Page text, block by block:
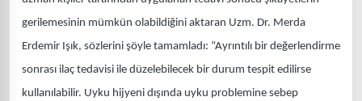
gerilemesinin mümkün olabildiğini aktaran Uzm. Dr. Merda
Erdemir Işık, sözlerini şöyle tamamladı: “Ayrıntılı bir değerlendirme
sonrası ilaç tedavisi ile düzelebilecek bir durum tespit edilirse
kullanılabilir. Uyku hijyeni dışında uyku problemine sebep